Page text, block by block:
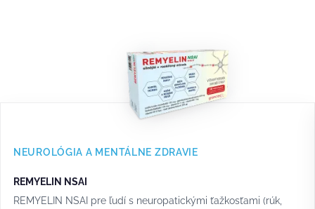
NEUROLÓGIA A MENTÁLNE ZDRAVIE
REMYELIN NSAI
REMYELIN NSAI pre ľudí s neuropatickými ťažkosťami (rúk,